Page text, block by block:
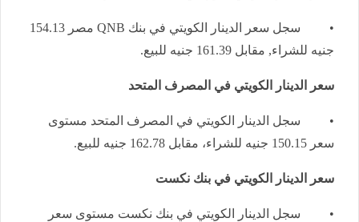
• سجل سعر الدينار الكويتي في بنك
مصر 154.13
جنيه للشراء, مقابل 161.39 جنيه للبيع.
سعر الدينار الكويتي في المصرف المتحد
• سجل الدينار الكويتي في المصرف المتحد مستوى
سعر 150.15 جنيه للشراء، مقابل 162.78 جنيه للبيع.
سعر الدينار الكويتي في بنك نكست
• سجل الدينار الكويتي في بنك نكست مستوى سعر